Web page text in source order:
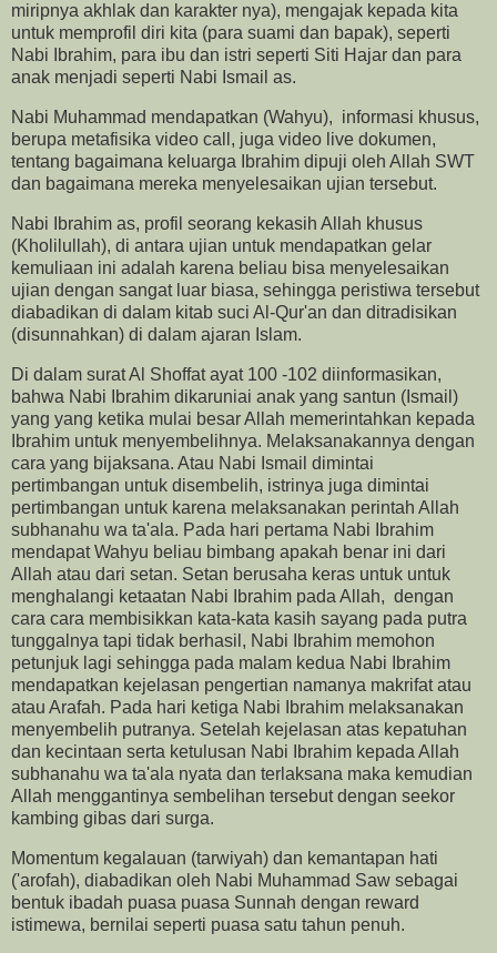
miripnya akhlak dan karakter nya), mengajak kepada kita
untuk memprofil diri kita (para suami dan bapak), seperti
Nabi Ibrahim, para ibu dan istri seperti Siti Hajar dan para
anak menjadi seperti Nabi Ismail as.
Nabi Muhammad mendapatkan (Wahyu), informasi khusus,
berupa metafisika video call, juga video live dokumen,
tentang bagaimana keluarga Ibrahim dipuji oleh Allah SWT
dan bagaimana mereka menyelesaikan ujian tersebut.
Nabi Ibrahim as, profil seorang kekasih Allah khusus
(Kholilullah), di antara ujian untuk mendapatkan gelar
kemuliaan ini adalah karena beliau bisa menyelesaikan
ujian dengan sangat luar biasa, sehingga peristiwa tersebut
diabadikan di dalam kitab suci Al-Qur'an dan ditradisikan
(disunnahkan) di dalam ajaran Islam.
Di dalam surat Al Shoffat ayat 100 -102 diinformasikan,
bahwa Nabi Ibrahim dikaruniai anak yang santun (Ismail)
yang yang ketika mulai besar Allah memerintahkan kepada
Ibrahim untuk menyembelihnya. Melaksanakannya dengan
cara yang bijaksana. Atau Nabi Ismail dimintai
pertimbangan untuk disembelih, istrinya juga dimintai
pertimbangan untuk karena melaksanakan perintah Allah
subhanahu wa ta'ala. Pada hari pertama Nabi Ibrahim
mendapat Wahyu beliau bimbang apakah benar ini dari
Allah atau dari setan. Setan berusaha keras untuk untuk
menghalangi ketaatan Nabi Ibrahim pada Allah, dengan
cara cara membisikkan kata-kata kasih sayang pada putra
tunggalnya tapi tidak berhasil, Nabi Ibrahim memohon
petunjuk lagi sehingga pada malam kedua Nabi Ibrahim
mendapatkan kejelasan pengertian namanya makrifat atau
atau Arafah. Pada hari ketiga Nabi Ibrahim melaksanakan
menyembelih putranya. Setelah kejelasan atas kepatuhan
dan kecintaan serta ketulusan Nabi Ibrahim kepada Allah
subhanahu wa ta'ala nyata dan terlaksana maka kemudian
Allah menggantinya sembelihan tersebut dengan seekor
kambing gibas dari surga.
Momentum kegalauan (tarwiyah) dan kemantapan hati
('arofah), diabadikan oleh Nabi Muhammad Saw sebagai
bentuk ibadah puasa puasa Sunnah dengan reward
istimewa, bernilai seperti puasa satu tahun penuh.